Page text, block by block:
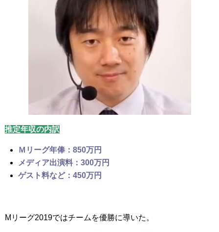
推定年収の内訳
Ｍリーグ年俸：850万円
メディア出演料：300万円
ゲスト料など：450万円
Mリーグ2019ではチームを優勝に導いた。